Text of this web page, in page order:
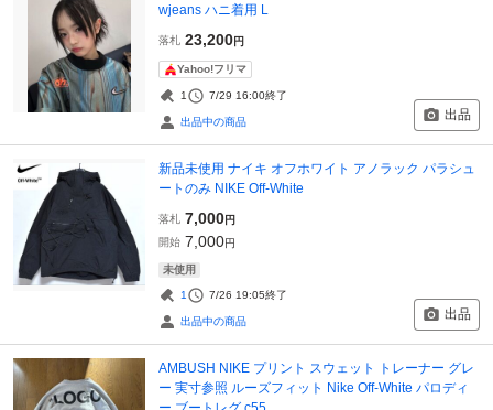
wjeans ハニ着用 L
落札 23,200円
Yahoo!フリマ
1 7/29 16:00終了
出品中の商品 出品
新品未使用 ナイキ オフホワイト アノラック パラシュ
ートのみ NIKE Off-White
落札 7,000円
開始 7,000円
未使用
1 7/26 19:05終了
出品中の商品 出品
AMBUSH NIKE プリント スウェット トレーナー グレ
ー 実寸参照 ルーズフィット Nike Off-White パロディ